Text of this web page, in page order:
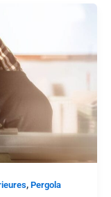
, Pergola